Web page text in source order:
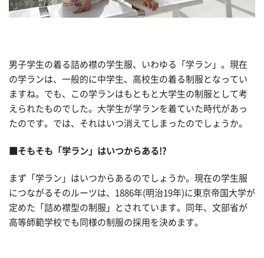
男子学生の着る詰め襟の学生服、いわゆる「学ラン」。現在
の学ランは、一般的に中学生、高校生の着る制服となってい
ますね。でも、この学ランはもともと大学生の制服として考
えられたものでした。大学生が学ランを着ていた時代があっ
たのです。では、それはいつ消えてしまったのでしょうか。
■そもそも「学ラン」はいつからある!?
まず「学ラン」はいつからあるのでしょうか。現在の学生服
につながるそのルーツは、1886年(明治19年)に東京帝国大学が
定めた「詰め襟型の制服」とされています。同年、文部省が
高等師範学校でも同様の制服の採用を決めます。